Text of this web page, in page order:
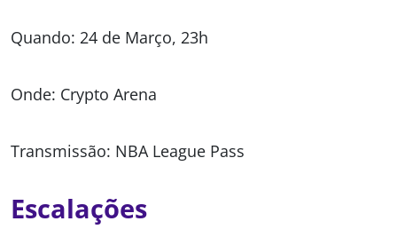
Quando: 24 de Março, 23h
Onde: Crypto Arena
Transmissão: NBA League Pass
Escalações